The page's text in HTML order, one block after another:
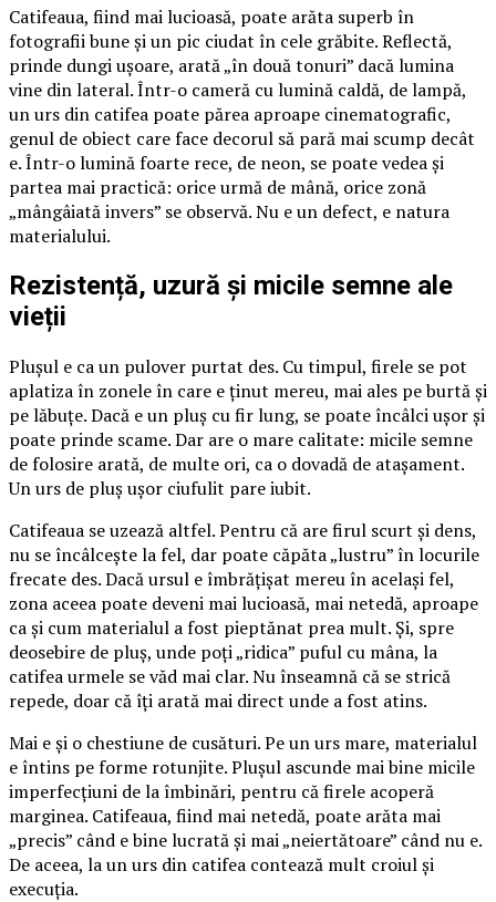
Catifeaua, fiind mai lucioasă, poate arăta superb în
fotografii bune și un pic ciudat în cele grăbite. Reflectă,
prinde dungi ușoare, arată „în două tonuri” dacă lumina
vine din lateral. Într-o cameră cu lumină caldă, de lampă,
un urs din catifea poate părea aproape cinematografic,
genul de obiect care face decorul să pară mai scump decât
e. Într-o lumină foarte rece, de neon, se poate vedea și
partea mai practică: orice urmă de mână, orice zonă
„mângâiată invers” se observă. Nu e un defect, e natura
materialului.
Rezistență, uzură și micile semne ale
vieții
Plușul e ca un pulover purtat des. Cu timpul, firele se pot
aplatiza în zonele în care e ținut mereu, mai ales pe burtă și
pe lăbuțe. Dacă e un pluș cu fir lung, se poate încâlci ușor și
poate prinde scame. Dar are o mare calitate: micile semne
de folosire arată, de multe ori, ca o dovadă de atașament.
Un urs de pluș ușor ciufulit pare iubit.
Catifeaua se uzează altfel. Pentru că are firul scurt și dens,
nu se încâlcește la fel, dar poate căpăta „lustru” în locurile
frecate des. Dacă ursul e îmbrățișat mereu în același fel,
zona aceea poate deveni mai lucioasă, mai netedă, aproape
ca și cum materialul a fost pieptănat prea mult. Și, spre
deosebire de pluș, unde poți „ridica” puful cu mâna, la
catifea urmele se văd mai clar. Nu înseamnă că se strică
repede, doar că îți arată mai direct unde a fost atins.
Mai e și o chestiune de cusături. Pe un urs mare, materialul
e întins pe forme rotunjite. Plușul ascunde mai bine micile
imperfecțiuni de la îmbinări, pentru că firele acoperă
marginea. Catifeaua, fiind mai netedă, poate arăta mai
„precis” când e bine lucrată și mai „neiertătoare” când nu e.
De aceea, la un urs din catifea contează mult croiul și
execuția.